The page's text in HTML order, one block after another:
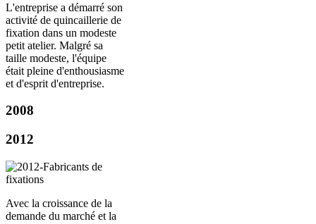
L'entreprise a démarré son
activité de quincaillerie de
fixation dans un modeste
petit atelier. Malgré sa
taille modeste, l'équipe
était pleine d'enthousiasme
et d'esprit d'entreprise.
2008
2012
Avec la croissance de la
demande du marché et la